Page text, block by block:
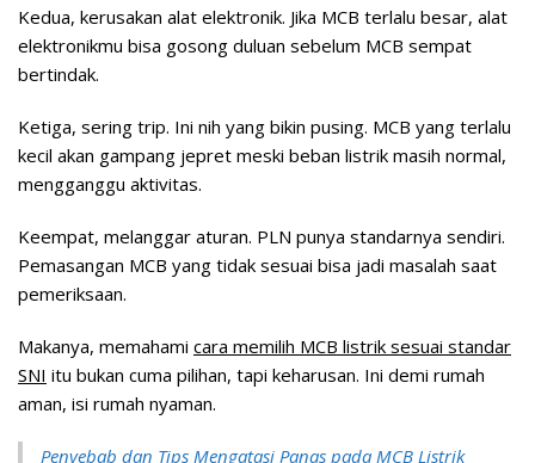
Kedua, kerusakan alat elektronik. Jika MCB terlalu besar, alat
elektronikmu bisa gosong duluan sebelum MCB sempat
bertindak.
Ketiga, sering trip. Ini nih yang bikin pusing. MCB yang terlalu
kecil akan gampang jepret meski beban listrik masih normal,
mengganggu aktivitas.
Keempat, melanggar aturan. PLN punya standarnya sendiri.
Pemasangan MCB yang tidak sesuai bisa jadi masalah saat
pemeriksaan.
Makanya, memahami cara memilih MCB listrik sesuai standar
SNI itu bukan cuma pilihan, tapi keharusan. Ini demi rumah
aman, isi rumah nyaman.
Penyebab dan Tips Mengatasi Panas pada MCB Listrik